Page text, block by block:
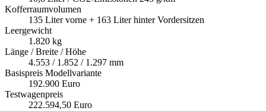
Kofferraumvolumen
135 Liter vorne + 163 Liter hinter Vordersitzen
Leergewicht
1.820 kg
Länge / Breite / Höhe
4.553 / 1.852 / 1.297 mm
Basispreis Modellvariante
192.900 Euro
Testwagenpreis
222.594,50 Euro